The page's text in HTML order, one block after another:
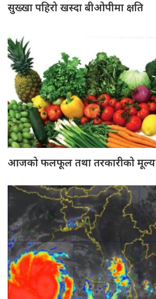
सुख्खा पहिरो खस्दा बीओपीमा क्षति
आजको फलफूल तथा तरकारीको मूल्य